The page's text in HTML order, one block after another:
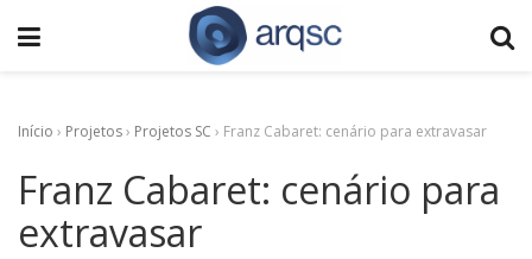
Início › Projetos› Projetos SC › Franz Cabaret: cenário para extravasar
Franz Cabaret: cenário para
extravasar